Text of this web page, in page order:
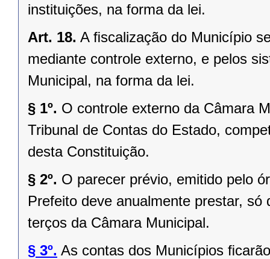
instituições, na forma da lei.
Art. 18. A ﬁscalização do Município
mediante controle externo, e pelos
Municipal, na forma da lei.
§ 1º. O controle externo da Câmara
Tribunal de Contas do Estado,
desta Constituição.
§ 2º. O parecer prévio, emitido pelo
Prefeito deve anualmente prestar,
terços da Câmara Municipal.
§ 3º. As contas dos Municípios